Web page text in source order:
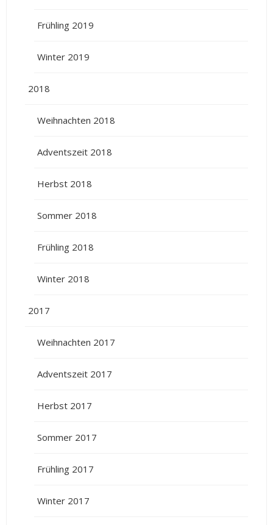
Frühling 2019
Winter 2019
2018
Weihnachten 2018
Adventszeit 2018
Herbst 2018
Sommer 2018
Frühling 2018
Winter 2018
2017
Weihnachten 2017
Adventszeit 2017
Herbst 2017
Sommer 2017
Frühling 2017
Winter 2017